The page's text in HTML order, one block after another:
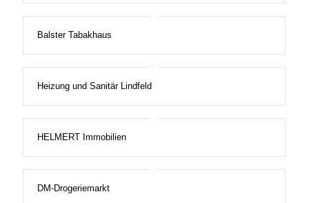
Balster Tabakhaus
Heizung und Sanitär Lindfeld
HELMERT Immobilien
DM-Drogeriemarkt